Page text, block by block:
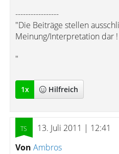
-----------------
"Die Beiträge stellen
Meinung/Interpretation dar !
"
1x Hilfreich
13. Juli 2011 | 12:41
Von Ambros